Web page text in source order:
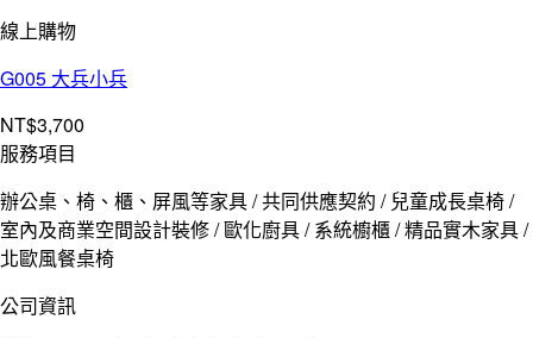
線上購物
G005 大兵小兵
NT$3,700
服務項目
辦公桌、椅、櫃、屏風等家具 / 共同供應契約 / 兒童成長桌椅 /
室內及商業空間設計裝修 / 歐化廚具 / 系統櫥櫃 / 精品實木家具 /
北歐風餐桌椅
公司資訊